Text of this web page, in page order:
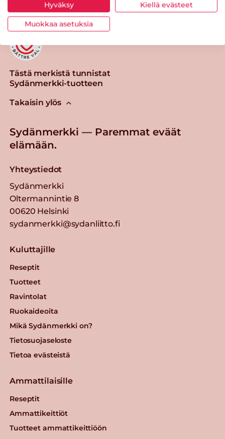
Tästä merkistä tunnistat
Sydänmerkki-tuotteen
Takaisin ylös
Sydänmerkki — Paremmat eväät
elämään.
Yhteystiedot
Sydänmerkki
Oltermannintie 8
00620 Helsinki
sydanmerkki@sydanliitto.fi
Kuluttajille
Reseptit
Tuotteet
Ravintolat
Ruokaideoita
Mikä Sydänmerkki on?
Tietosuojaseloste
Tietoa evästeistä
Ammattilaisille
Reseptit
Ammattikeittiöt
Tuotteet ammattikeittiöön
Hyväksy Kiellä evästeet
Muokkaa asetuksia